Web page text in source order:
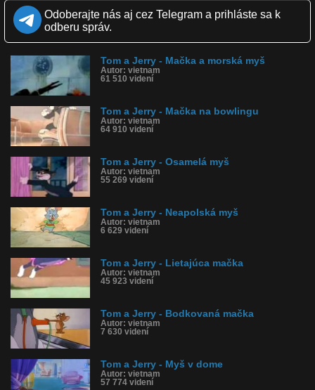
Zverejnené: 6.5.2018 12:25
Páči sa: 100% (4 hlasov)
Obľúbené: 0
Komentárov: 0
Kategória: animované
Tagy: tom, tom a jerry, jerry, tom & jerry, mačka, macka, cat, myš,
mys, mouse, rozpravka, rozprávka, zábava, sranda, deti, detstvo,
animácia, animacia
História sledovanosti videa:
Odoberajte nás aj cez Telegram a prihláste sa k
odberu správ.
Tom a Jerry - Mačka a morská myš
Autor: vietnam
61 510 videní
Tom a Jerry - Mačka na bowlingu
Autor: vietnam
64 910 videní
Tom a Jerry - Osamelá myš
Autor: vietnam
55 269 videní
Tom a Jerry - Neapolská myš
Autor: vietnam
6 629 videní
Tom a Jerry - Lietajúca mačka
Autor: vietnam
45 923 videní
Tom a Jerry - Bodkovaná mačka
Autor: vietnam
7 630 videní
Tom a Jerry - Myš v dome
Autor: vietnam
57 774 videní